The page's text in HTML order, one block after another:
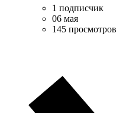
1 подписчик
06 мая
145 просмотров